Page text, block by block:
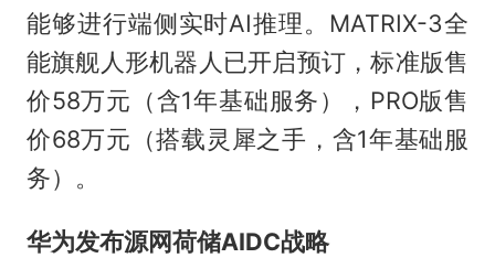
能够进行端侧实时AI推理。MATRIX-3全
能旗舰人形机器人已开启预订，标准版售
价58万元（含1年基础服务），PRO版售
价68万元（搭载灵犀之手，含1年基础服
务）。
华为发布源网荷储AIDC战略